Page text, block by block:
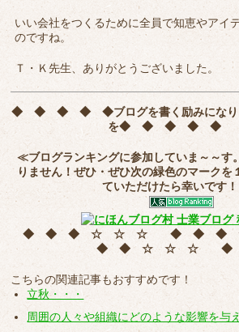
いい会社をつくるために全員で知恵やアイ
のですね。
Ｔ・Ｋ先生、ありがとうございました。
◆ ◆ ◆ ◆ ◆ブログを書く励みにな
を◆ ◆ ◆ ◆
≪ブログランキングに参加していま～～す
りません！ぜひ・ぜひ次の緑色のマークを
ていただけたら幸いです
◆ ◆ ◆ ☆ ☆ ☆ ◆ ◆
◆ ◆ ☆ ☆ ☆ ◆
こちらの関連記事もおすすめです！
立秋・・・
周囲の人々や組織にどのような影響を与